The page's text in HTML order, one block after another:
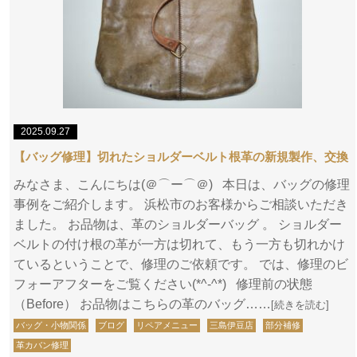
2025.09.27
【バッグ修理】切れたショルダーベルト根革の新規製作、交換
みなさま、こんにちは(＠⌒ー⌒＠) 本日は、バッグの修理
事例をご紹介します。 浜松市のお客様からご相談いただき
ました。 お品物は、革のショルダーバッグ 。 ショルダー
ベルトの付け根の革が一方は切れて、もう一方も切れかけ
ているということで、修理のご依頼です。 では、修理のビ
フォーアフターをご覧ください(*^-^*) 修理前の状態
（Before） お品物はこちらの革のバッグ…… [続きを読む]
バッグ・小物関係 ブログ リペアメニュー 三島伊豆店 部分補修
革カバン修理